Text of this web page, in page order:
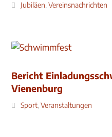
Jubiläen,Vereinsnachrichten
Bericht
Vienenburg
Sport,Veranstaltungen